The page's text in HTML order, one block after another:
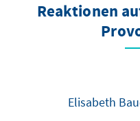
Reaktionen
Elisabeth